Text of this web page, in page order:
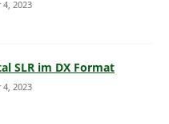
2023
SLR im DX Format
2023